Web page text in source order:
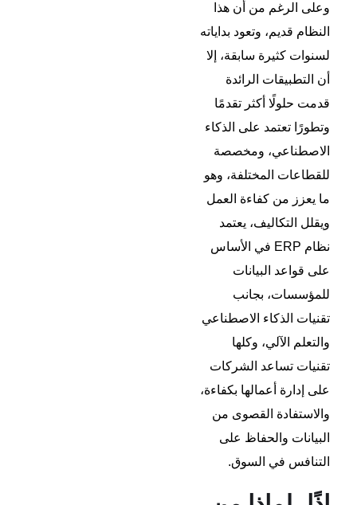
وعلى الرغم من أن هذا
النظام قديم، وتعود بداياته
لسنوات كثيرة سابقة، إلا
أن التطبيقات الرائدة
قدمت حلولًا أكثر تقدمًا
وتطورًا تعتمد على الذكاء
الاصطناعي، ومخصصة
للقطاعات المختلفة، وهو
ما يعزز من كفاءة العمل
ويقلل التكاليف، يعتمد
نظام ERP في الأساس
على قواعد البيانات
للمؤسسات، بجانب
تقنيات الذكاء الاصطناعي
والتعلم الآلي، وكلها
تقنيات تساعد الشركات
على إدارة أعمالها بكفاءة،
والاستفادة القصوى من
البيانات والحفاظ على
التنافس في السوق.